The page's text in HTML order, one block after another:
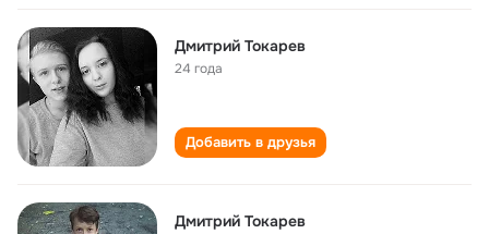
Дмитрий Токарев
24 года
Добавить в друзья
Дмитрий Токарев